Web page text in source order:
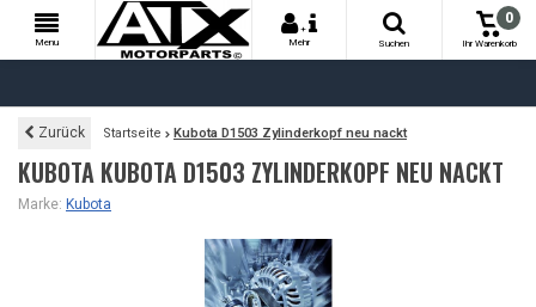
Menu
+
Mehr
Suchen
0
Ihr Warenkorb
Zurück Startseite Kubota D1503 Zylinderkopf neu nackt
KUBOTA KUBOTA D1503 ZYLINDERKOPF NEU NACKT
Marke: Kubota